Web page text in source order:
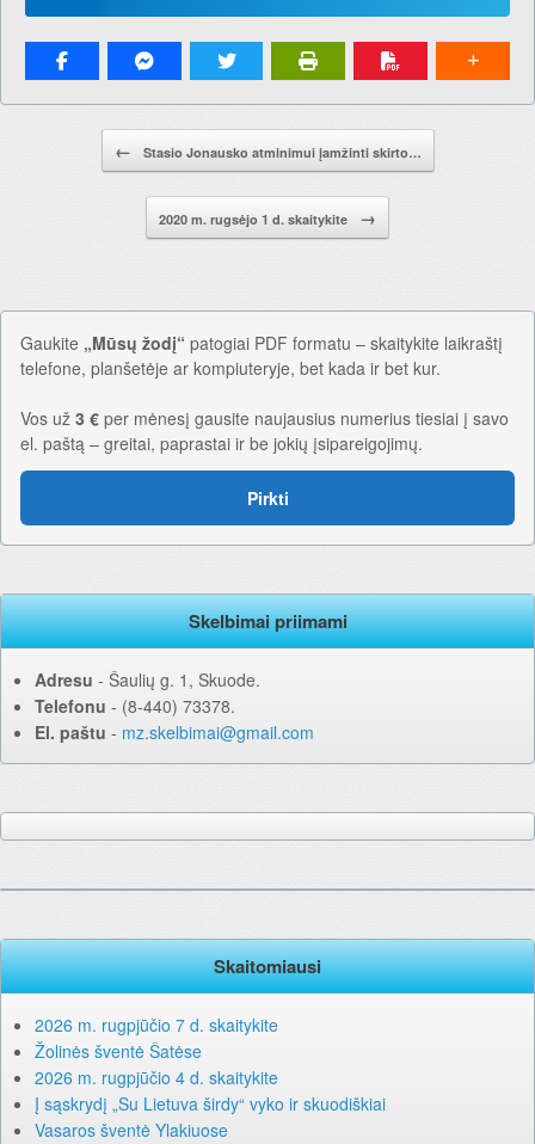
Pranešimo navigacija.
← Stasio Jonausko atminimui įamžinti skirto…
2020 m. rugsėjo 1 d. skaitykite →
Gaukite „Mūsų žodį“ patogiai PDF formatu – skaitykite laikraštį
telefone, planšetėje ar kompiuteryje, bet kada ir bet kur.
Vos už 3 € per mėnesį gausite naujausius numerius tiesiai į savo
el. paštą – greitai, paprastai ir be jokių įsipareigojimų.
Pirkti
Skelbimai priimami
Adresu ‐ Šaulių g. 1, Skuode.
Telefonu ‐ (8-440) 73378.
El. paštu ‐ mz.skelbimai@gmail.com
Skaitomiausi
2026 m. rugpjūčio 7 d. skaitykite
Žolinės šventė Šatėse
2026 m. rugpjūčio 4 d. skaitykite
Į sąskrydį „Su Lietuva širdy“ vyko ir skuodiškiai
Vasaros šventė Ylakiuose